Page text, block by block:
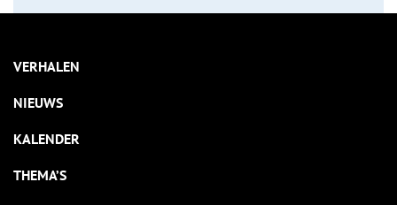
VERHALEN
NIEUWS
KALENDER
THEMA’S